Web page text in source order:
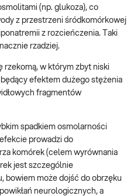
(np. glukoza), co
z przestrzeni śródkomórkowej
z rozcieńczenia. Taki
rzadziej.
rzekomą, w którym zbyt niski
efektem dużego stężenia
fragmentów
spadkiem osmolarności
prowadzi do
komórek (celem wyrównania
jest szczególnie
bowiem może dojść do obrzęku
neurologicznych, a